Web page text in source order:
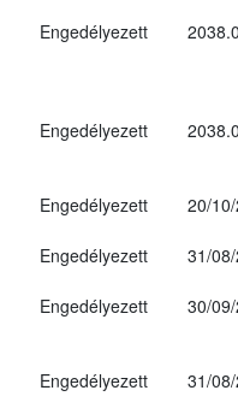
Engedélyezett
Engedélyezett
Engedélyezett
20/
Engedélyezett
31/
Engedélyezett
30/
Engedélyezett 31/